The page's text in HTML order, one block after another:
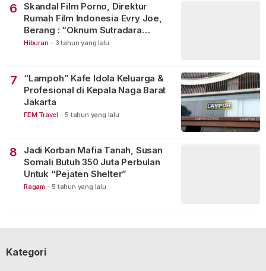
6
Skandal Film Porno, Direktur
Rumah Film Indonesia Evry Joe,
Berang : “Oknum Sutradara
Merusak Perfilman Indonesia”!
Hiburan - 3 tahun yang lalu
7
“Lampoh” Kafe Idola Keluarga &
Profesional di Kepala Naga Barat
Jakarta
FEM Travel - 5 tahun yang lalu
8
Jadi Korban Mafia Tanah, Susan
Somali Butuh 350 Juta Perbulan
Untuk “Pejaten Shelter”
Ragam - 5 tahun yang lalu
Kategori